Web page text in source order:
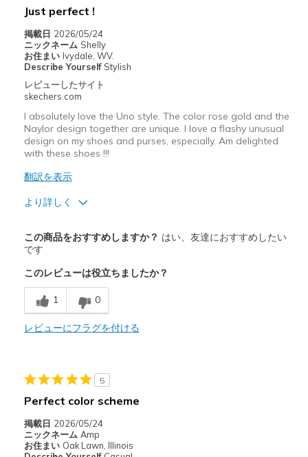
Work
Width
Sizing
Feels true to size
Just perfect !
掲載日 2026/05/24
ニックネーム Shelly
お住まい Ivydale, WV.
Describe Yourself Stylish
レビューしたサイト
skechers.com
I absolutely love the Uno style. The color rose gold and the
Naylor design together are unique. I love a flashy unusual
design on my shoes and purses, especially. Am delighted
with these shoes !!!
翻訳を表示
より詳しく
Attractive Design
Breathe Well
Comfortable
Durable
以下に最適
Casual Wear
Going Out
Special Occasions
この商品をおすすめしますか？ はい、友達におすすめしたい
です
このレビューは役立ちましたか？
1 0
レビューにフラグを付ける
5
Perfect color scheme
掲載日 2026/05/24
ニックネーム Amp
お住まい Oak Lawn, Illinois